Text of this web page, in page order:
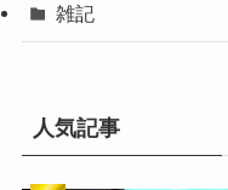
雑記
人気記事